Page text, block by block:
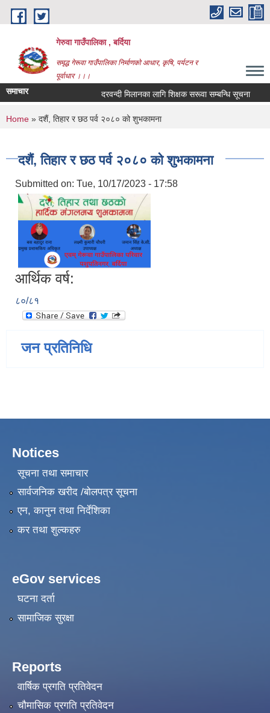
Skip to main content
गेरुवा गाउँपालिका , बर्दिया
समृद्ध गेरूवा गाउँपालिका निर्माणको आधार, कृषि, पर्यटन र
पूर्वाधार ।।।
समाचार दरवन्दी मिलानका लागि शिक्षक सरूवा सम्बन्धि सूचना
You are here
Home » दशैं, तिहार र छठ पर्व २०८० को शुभकामना
दशैं, तिहार र छठ पर्व २०८० को शुभकामना
Submitted on: Tue, 10/17/2023 - 17:58
आर्थिक वर्ष:
८०/८१
जन प्रतिनिधि
Notices
सूचना तथा समाचार
सार्वजनिक खरीद /बोलपत्र सूचना
एन, कानुन तथा निर्देशिका
कर तथा शुल्कहरु
eGov services
घटना दर्ता
सामाजिक सुरक्षा
Reports
वार्षिक प्रगति प्रतिवेदन
चौमासिक प्रगति प्रतिवेदन